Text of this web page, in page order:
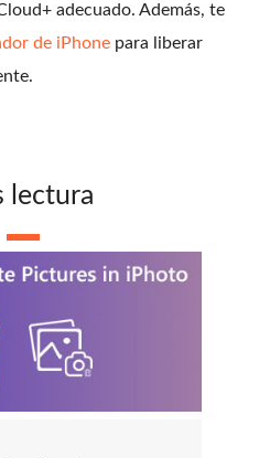
adecuado. Además, te
de iPhone para liberar
lectura